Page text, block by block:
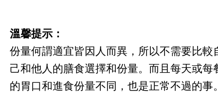
溫馨提示：
份量何謂適宜皆因人而異，所以不需要比較
己和他人的膳食選擇和份量。而且每天或每
的胃口和進食份量不同，也是正常不過的事